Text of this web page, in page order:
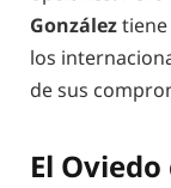
González
los
de sus
El